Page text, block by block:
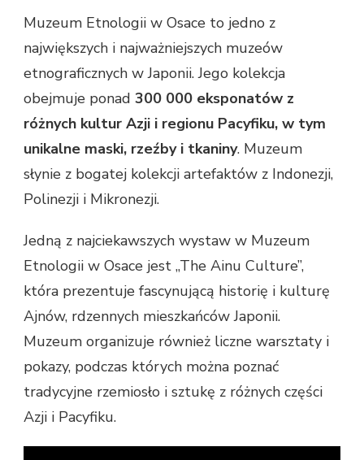
Muzeum Etnologii w Osace to jedno z
największych i najważniejszych muzeów
etnograficznych w Japonii. Jego kolekcja
obejmuje ponad 300 000 eksponatów z
różnych kultur Azji i regionu Pacyfiku, w tym
unikalne maski, rzeźby i tkaniny. Muzeum
słynie z bogatej kolekcji artefaktów z Indonezji,
Polinezji i Mikronezji.
Jedną z najciekawszych wystaw w Muzeum
Etnologii w Osace jest „The Ainu Culture”,
która prezentuje fascynującą historię i kulturę
Ajnów, rdzennych mieszkańców Japonii.
Muzeum organizuje również liczne warsztaty i
pokazy, podczas których można poznać
tradycyjne rzemiosło i sztukę z różnych części
Azji i Pacyfiku.